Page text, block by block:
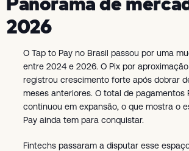
2026
O Tap to Pay no Brasil passou por uma
entre 2024 e 2026. O Pix por aproximação
registrou crescimento forte após dobrar
meses anteriores. O total de pagamentos
continuou em expansão, o que mostra o
Pay ainda tem para conquistar.
Fintechs passaram a disputar esse